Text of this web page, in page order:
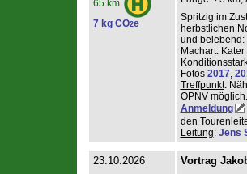
65 km
7 kg CO2e
Spritzig im
herbstlichen
und
Machart.
Fotos 2017,
Treffpunkt:
ÖPNV möglich.
Anmeldung
den
Leitung: Jens
23.10.2026 Vortrag